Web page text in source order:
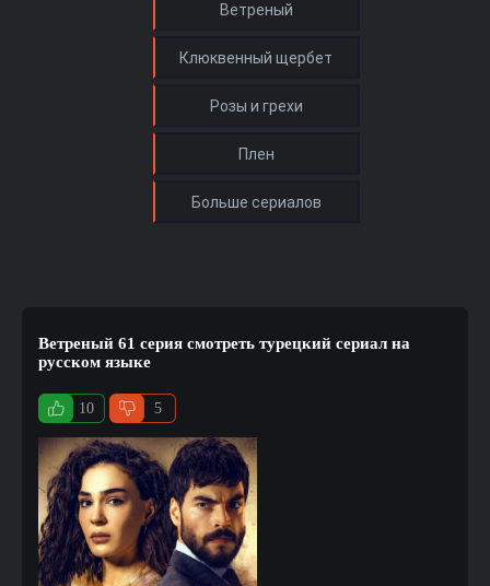
Ветреный 61 серия смотреть турецкий сериал на
русском языке
10 5